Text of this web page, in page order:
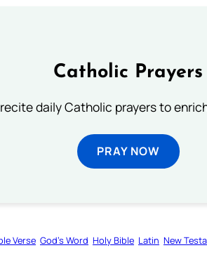
Catholic Prayers
daily Catholic prayers to
PRAY NOW
Verse God’s Word Holy Bible Latin New